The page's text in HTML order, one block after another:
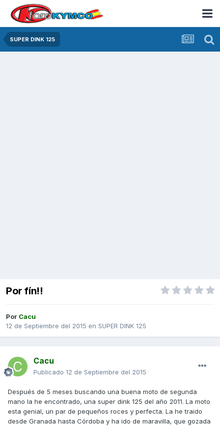
SUPER DINK 125
Por fín!!
Por Cacu
12 de Septiembre del 2015 en SUPER DINK 125
Cacu
Publicado 12 de Septiembre del 2015
Después de 5 meses buscando una buena moto de segunda
mano la he encontrado, una super dink 125 del año 2011. La moto
esta genial, un par de pequeños roces y perfecta. La he traido
desde Granada hasta Córdoba y ha ido de maravilla, que gozada